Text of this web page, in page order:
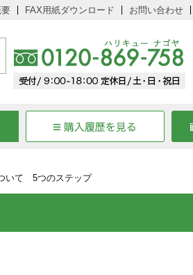
FAX用紙ダウンロード お問い合わせ
いて 5つのステップ